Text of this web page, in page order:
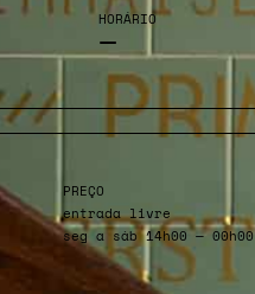
HORÁRIO
—
PREÇO
entrada livre
seg a sáb 14h00 — 00h00